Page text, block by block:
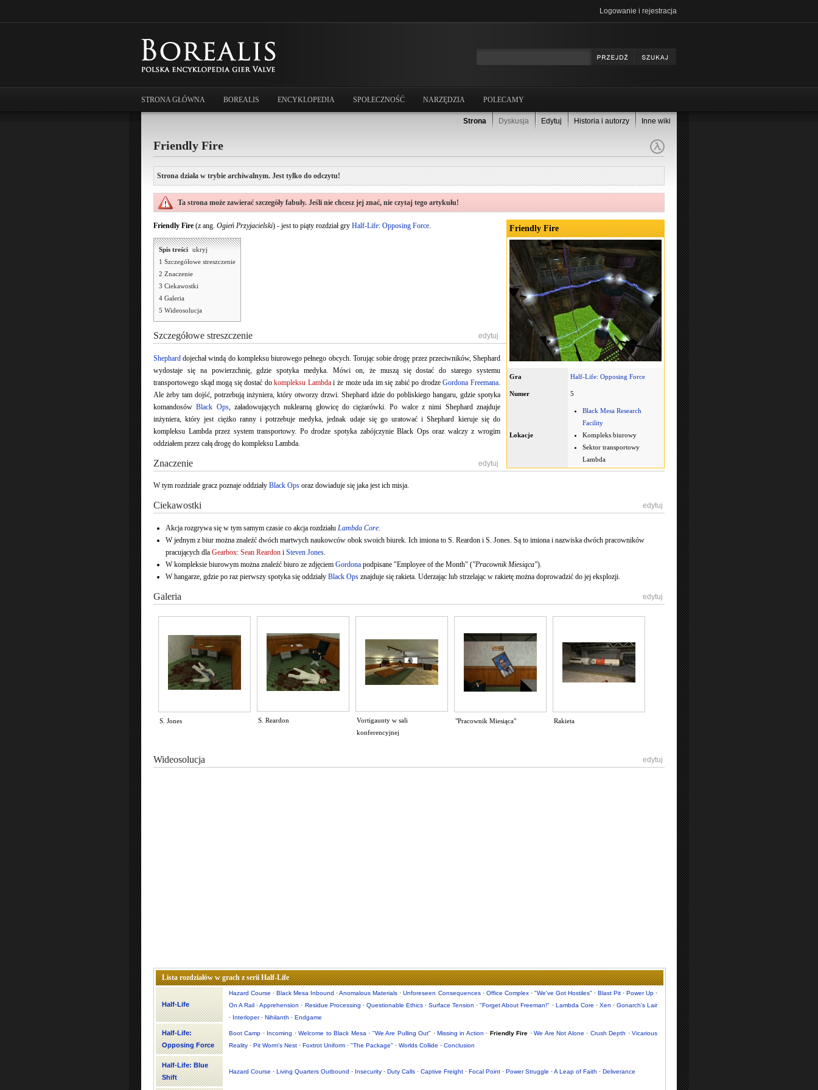
Logowanie i rejestracja
STRONA GŁÓWNA BOREALIS ENCYKLOPEDIA SPOŁECZNOŚĆ NARZĘDZIA POLECAMY
Strona Dyskusja Edytuj Historia i autorzy Inne wiki
Friendly Fire
Strona działa w trybie archiwalnym. Jest tylko do odczytu!
Ta strona może zawierać szczegóły fabuły. Jeśli nie chcesz jej znać, nie czytaj tego artykułu!
Friendly Fire
Gra Half-Life: Opposing Force
Numer 5
Lokacje
Black Mesa Research
Facility
Kompleks biurowy
Sektor transportowy
Lambda
Friendly Fire (z ang. Ogień Przyjacielski) - jest to piąty rozdział gry Half-Life: Opposing Force.
Spis treści [ukryj]
1 Szczegółowe streszczenie
2 Znaczenie
3 Ciekawostki
4 Galeria
5 Wideosolucja
edytuj
Szczegółowe streszczenie
Shephard dojechał windą do kompleksu biurowego pełnego obcych. Torując sobie drogę przez przeciwników, Shephard
wydostaje się na powierzchnię, gdzie spotyka medyka. Mówi on, że muszą się dostać do starego systemu
transportowego skąd mogą się dostać dokompleksu Lambdai że może uda im się zabić po drodzeGordona Freemana
Ale żeby tam dojść, potrzebują inżyniera, który otworzy drzwi. Shephard idzie do pobliskiego hangaru, gdzie spotyka
komandosówBlack Ops, załadowujących nuklearną głowicę do ciężarówki. Po walce z nimi Shephard znajduje
inżyniera, który jest ciężko ranny i potrzebuje medyka, jednak udaje się go uratować i Shephard kieruje się do
kompleksu Lambda przez system transportowy. Po drodze spotyka zabójczynie Black Ops oraz walczy z wrogim
oddziałem przez całą drogę do kompleksu Lambda.
edytuj
Znaczenie
W tym rozdziale gracz poznaje oddziały Black Ops oraz dowiaduje się jaka jest ich misja.
edytuj
Ciekawostki
Akcja rozgrywa się w tym samym czasie co akcja rozdziału Lambda Core
W jednym z biur można znaleźć dwóch martwych naukowców obok swoich biurek. Ich imiona to S. Reardon i S. Jones. Są to imiona i nazwiska dwóch pracowników
pracujących dla Gearbox: Sean Reardon i Steven Jones
W kompleksie biurowym można znaleźć biuro ze zdjęciem Gordona podpisane "Employee of the Month" ("Pracownik Miesiąca").
W hangarze, gdzie po raz pierwszy spotyka się oddziały Black Ops znajduje się rakieta. Uderzając lub strzelając w rakietę można doprowadzić do jej eksplozji.
edytuj
Galeria
S. Jones S. Reardon
Vortigaunty w sali
konferencyjnej
"Pracownik Miesiąca" Rakieta
edytuj
Wideosolucja
Lista rozdziałów w grach z serii Half-Life
Half-Life
Hazard Course ·Black Mesa Inbound ·Anomalous Materials ·Unforeseen Consequences· Office Complex· "We've Got Hostiles"· Blast Pit·Power Up ·
On A Rail ·Apprehension · Residue Processing · Questionable Ethics·Surface Tension ·"Forget About Freeman!" · Lambda Core · Xen ·Gonarch's Lair
· Interloper· Nihilanth · Endgame
Half-Life:
Opposing Force
Boot Camp · Incoming ·Welcome to Black Mesa · "We Are Pulling Out" ·Missing in Action · Friendly Fire ·We Are Not Alone · Crush Depth ·Vicarious
Reality · Pit Worm's Nest · Foxtrot Uniform · "The Package" · Worlds Collide · Conclusion
Half-Life: Blue
Shift
Hazard Course · Living Quarters Outbound · Insecurity · Duty Calls · Captive Freight · Focal Point · Power Struggle ·A Leap of Faith · Deliverance